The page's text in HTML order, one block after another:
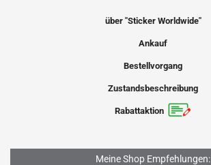
über "Sticker Worldwide"
Ankauf
Bestellvorgang
Zustandsbeschreibung
Rabattaktion
Meine Shop Empfehlungen: